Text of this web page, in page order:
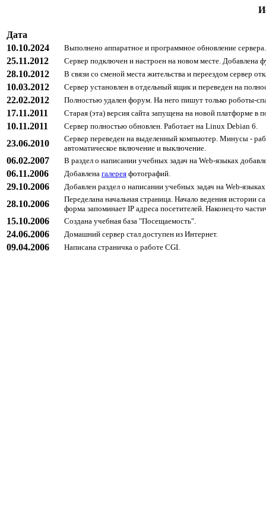
Дата
10.10.2024
Выполнено аппаратное и программное обновление
25.11.2012 Сервер подключен и настроен на новом месте. Добавлена
28.10.2012 В связи со сменой места жительства и переездом сервер
10.03.2012 Сервер установлен в отдельный ящик и переведен на
22.02.2012 Полностью удален форум. На него пишут только роботы-
17.11.2011 Старая (эта) версия сайта запущена на новой платформе в
10.11.2011 Сервер полностью обновлен. Работает на Linux Debian 6.
23.06.2010
Сервер переведен на выделенный компьютер. Минусы -
автоматическое включение и выключение.
06.02.2007 В раздел о написании учебных задач на Web-языках
06.11.2006 Добавлена галерея фотографий.
29.10.2006 Добавлен раздел о написании учебных задач на Web-
28.10.2006
Переделана начальная страница. Начало ведения истории
форма запоминает IP адреса посетителей. Наконец-то
15.10.2006 Создана учебная база "Посещаемость".
24.06.2006 Домашний сервер стал доступен из Интернет.
09.04.2006 Написана страничка о работе CGI.